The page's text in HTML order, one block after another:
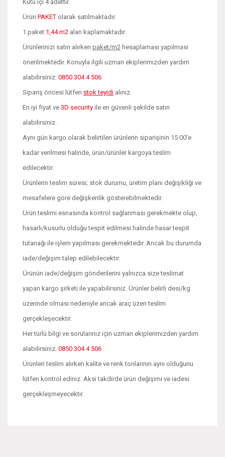
Kutu içi 4 adettir.
Ürün PAKET olarak satılmaktadır.
1 paket 1,44 m2 alan kaplamaktadır.
Ürünlerinizi satın alırken paket/m2 hesaplaması yapılması
önerilmektedir. Konuyla ilgili uzman ekiplerimizden yardım
alabilirsiniz. 0850 304 4 506
Sipariş öncesi lütfen stok teyidi alınız.
En iyi fiyat ve 3D security ile en güvenli şekilde satın
alabilirsiniz.
Aynı gün kargo olarak belirtilen ürünlerin siparişinin 15:00'e
kadar verilmesi halinde, ürün/ürünler kargoya teslim
edilecektir.
Ürünlerin teslim süresi; stok durumu, üretim planı değişikliği ve
mesafelere göre değişkenlik gösterebilmektedir.
Ürün teslimi esnasında kontrol sağlanması gerekmekte olup,
hasarlı/kusurlu olduğu tespit edilmesi halinde hasar tespit
tutanağı ile işlem yapılması gerekmektedir. Ancak bu durumda
iade/değişim talep edilebilecektir.
Ürünün iade/değişim gönderilerini yalnızca size teslimat
yapan kargo şirketi ile yapabilirsiniz. Ürünler belirli desi/kg
üzerinde olması nedeniyle ancak araç üzeri teslim
gerçekleşecektir.
Her türlü bilgi ve sorularınız için uzman ekiplerimizden yardım
alabilirsiniz. 0850 304 4 506
Ürünleri teslim alırken kalite ve renk tonlarının aynı olduğunu
lütfen kontrol ediniz. Aksi takdirde ürün değişimi ve iadesi
gerçekleşmeyecektir.